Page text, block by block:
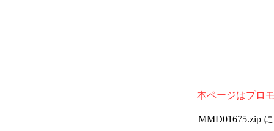
本ページはプロ
MMD01675.zip